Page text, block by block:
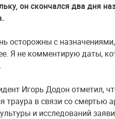
он скончался два дня
осторожны с
Я не комментирую даты,
Игорь Додон отметил,
траура в связи со смертью
и исследований